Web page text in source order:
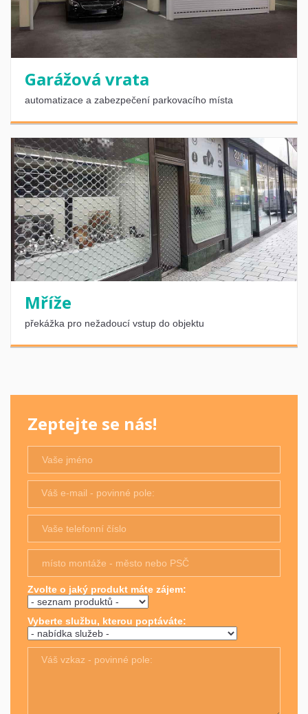
Garážová vrata
automatizace a zabezpečení parkovacího místa
Mříže
překážka pro nežadoucí vstup do objektu
Zeptejte se nás!
Váš e-mail - povinné pole:
Zvolte o jaký produkt máte zájem:
Vyberte službu, kterou poptáváte:
Váš vzkaz - povinné pole: